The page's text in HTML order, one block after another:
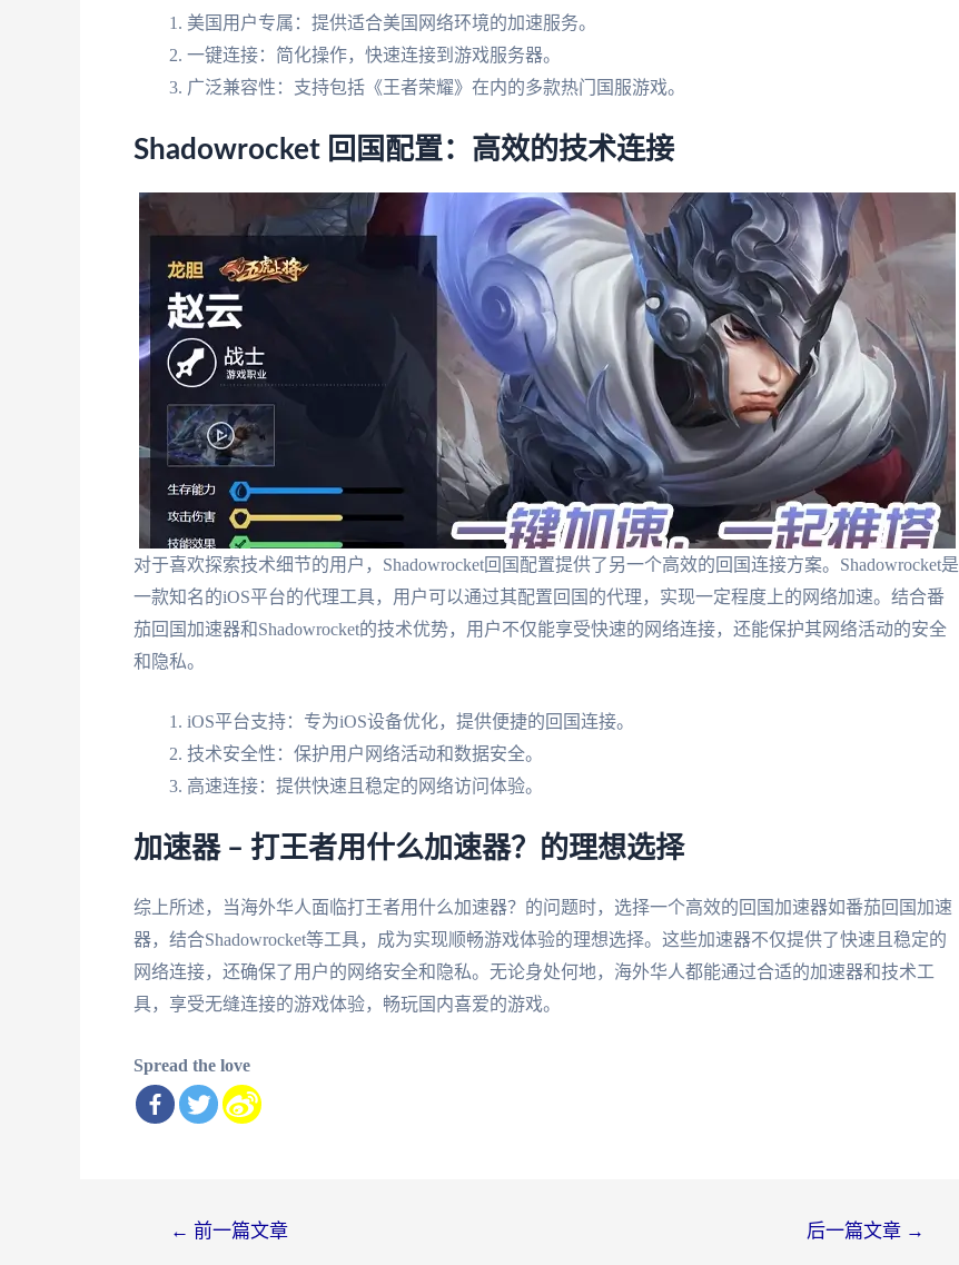
美国用户专属：提供适合美国网络环境的加速服务。
一键连接：简化操作，快速连接到游戏服务器。
广泛兼容性：支持包括《王者荣耀》在内的多款热门国服游戏。
Shadowrocket 回国配置：高效的技术连接
对于喜欢探索技术细节的用户，Shadowrocket回国配置提供了另一个高效的回国连接方案。Shadowrocket是
一款知名的iOS平台的代理工具，用户可以通过其配置回国的代理，实现一定程度上的网络加速。结合番
茄回国加速器和Shadowrocket的技术优势，用户不仅能享受快速的网络连接，还能保护其网络活动的安全
和隐私。
iOS平台支持：专为iOS设备优化，提供便捷的回国连接。
技术安全性：保护用户网络活动和数据安全。
高速连接：提供快速且稳定的网络访问体验。
加速器 – 打王者用什么加速器？的理想选择
综上所述，当海外华人面临打王者用什么加速器？的问题时，选择一个高效的回国加速器如番茄回国加速
器，结合Shadowrocket等工具，成为实现顺畅游戏体验的理想选择。这些加速器不仅提供了快速且稳定的
网络连接，还确保了用户的网络安全和隐私。无论身处何地，海外华人都能通过合适的加速器和技术工
具，享受无缝连接的游戏体验，畅玩国内喜爱的游戏。
Spread the love
← 前一篇文章 后一篇文章 →